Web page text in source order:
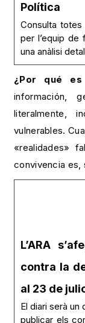
Política
Consulta
per l’equip
una anàlisi
¿Por qué es
información,
literalmente,
vulnerables.
«realidades»
convivencia es,
L’ARA
contra la
al 23 de
El diari serà
publicar els